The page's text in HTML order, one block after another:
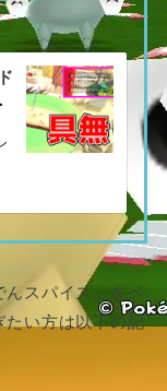
スパイス」をベ
たい方は以下の記